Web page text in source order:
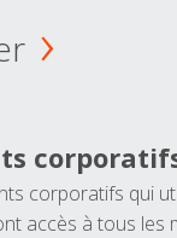
corporatifs qui
accès à tous les